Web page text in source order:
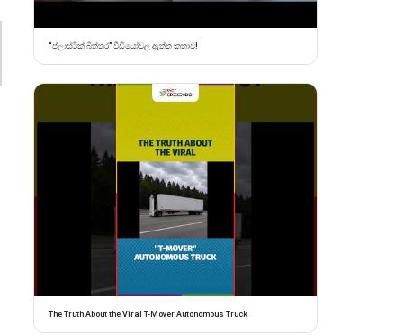
“ප්ලාස්ටික් බිත්තර” වීඩියෝවල ඇත්ත කතාව!
The Truth About the Viral T-Mover Autonomous Truck